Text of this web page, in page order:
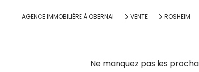
AGENCE IMMOBILIÈRE À OBERNAI VENTE ROSHEIM
Ne manquez pas les